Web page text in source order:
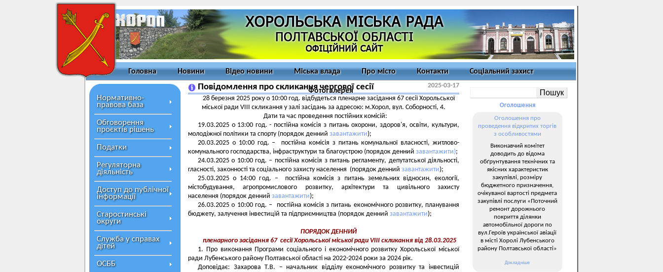
Головна Новини Відео новини Міська влада Про місто Контакти Соціальний захист
Фотогалерея
Нормативно-
правова база
Обговорення
проєктів рішень
Податки
Регуляторна
діяльність
Доступ до публічної
інформації
Старостинські
округи
Служба у справах
дітей
ОСББ
Повідомлення про скликання чергової сесії
2025-03-17
28 березня 2025 року о 10:00 год. відбудеться пленарне засідання 67 сесії Хорольської
міської ради VIII скликання у залі засідань за адресою: м.Хорол, вул. Соборності, 4.
Дати та час проведення постійних комісій:
19.03.2025 о 13:00 год. - постійна комісія з питань охорони, здоров'я, освіти, культури,
молодіжної політики та спорту (порядок денний завантажити);
20.03.2025 о 10:00 год. – постійна комісія з питань комунальної власності, житлово-
комунального господарства, інфраструктури та благоустрою (порядок денний завантажити);
24.03.2025 о 10:00 год. – постійна комісія з питань регламенту, депутатської діяльності,
гласності, законності та соціального захисту населення (порядок денний завантажити);
25.03.2025 о 14:00 год. – постійна комісія з питань земельних відносин, екології,
містобудування, агропромислового розвитку, архітектури та цивільного захисту
населення (порядок денний завантажити);
26.03.2025 о 10:00 год. – постійна комісія з питань економічного розвитку, планування
бюджету, залучення інвестицій та підприємництва (порядок денний завантажити);
ПОРЯДОК ДЕННИЙ
пленарного засідання 67 сесії Хорольської міської радиVIII скликання від 28.03.2025
1. Про виконання Програми соціального і економічного розвитку Хорольської міської
ради Лубенського району Полтавської області на 2022-2024 роки за 2024 рік.
Доповідає: Захарова Т.В. – начальник відділу економічного розвитку та інвестицій
Оголошення
Оголошення про
проведення відкритих торгів
з особливостями
Виконавчий комітет
доводить до відома
обґрунтування технічних та
якісних характеристик
закупівлі, розміру
бюджетного призначення,
очікуваної вартості предмета
закупівлі послуги «Поточний
ремонт дорожнього
покриття ділянки
автомобільної дороги по
вул.Героїв української авіації
в місті Хоролі Лубенського
району Полтавської області»
Докладніше